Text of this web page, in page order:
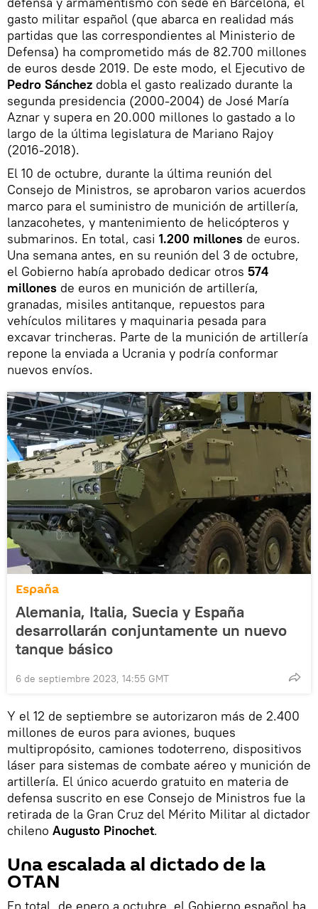
gasto militar español (que abarca en realidad más
partidas que las correspondientes al Ministerio de
Defensa) ha comprometido más de 82.700 millones
de euros desde 2019. De este modo, el Ejecutivo de
Pedro Sánchez dobla el gasto realizado durante la
segunda presidencia (2000-2004) de José María
Aznar y supera en 20.000 millones lo gastado a lo
largo de la última legislatura de Mariano Rajoy
(2016-2018).
El 10 de octubre, durante la última reunión del
Consejo de Ministros, se aprobaron varios acuerdos
marco para el suministro de munición de artillería,
lanzacohetes, y mantenimiento de helicópteros y
submarinos. En total, casi 1.200 millones de euros.
Una semana antes, en su reunión del 3 de octubre,
el Gobierno había aprobado dedicar otros 574
millones de euros en munición de artillería,
granadas, misiles antitanque, repuestos para
vehículos militares y maquinaria pesada para
excavar trincheras. Parte de la munición de artillería
repone la enviada a Ucrania y podría conformar
nuevos envíos.
España
Alemania, Italia, Suecia y España
desarrollarán conjuntamente un nuevo
tanque básico
6 de septiembre 2023, 14:55 GMT
Y el 12 de septiembre se autorizaron más de 2.400
millones de euros para aviones, buques
multipropósito, camiones todoterreno, dispositivos
láser para sistemas de combate aéreo y munición de
artillería. El único acuerdo gratuito en materia de
defensa suscrito en ese Consejo de Ministros fue la
retirada de la Gran Cruz del Mérito Militar al dictador
chileno Augusto Pinochet.
Una escalada al dictado de la
OTAN
En total, de enero a octubre, el Gobierno español ha